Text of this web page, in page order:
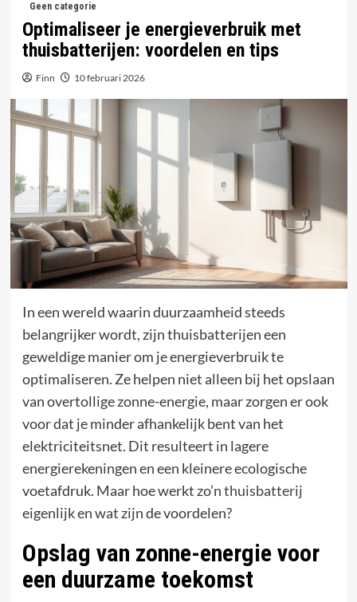
Geen categorie
Optimaliseer je energieverbruik met
thuisbatterijen: voordelen en tips
Finn 10 februari 2026
In een wereld waarin duurzaamheid steeds
belangrijker wordt, zijn thuisbatterijen een
geweldige manier om je energieverbruik te
optimaliseren. Ze helpen niet alleen bij het opslaan
van overtollige zonne-energie, maar zorgen er ook
voor dat je minder afhankelijk bent van het
elektriciteitsnet. Dit resulteert in lagere
energierekeningen en een kleinere ecologische
voetafdruk. Maar hoe werkt zo’nthuisbatterij
eigenlijk en wat zijn de voordelen?
Opslag van zonne-energie voor
een duurzame toekomst